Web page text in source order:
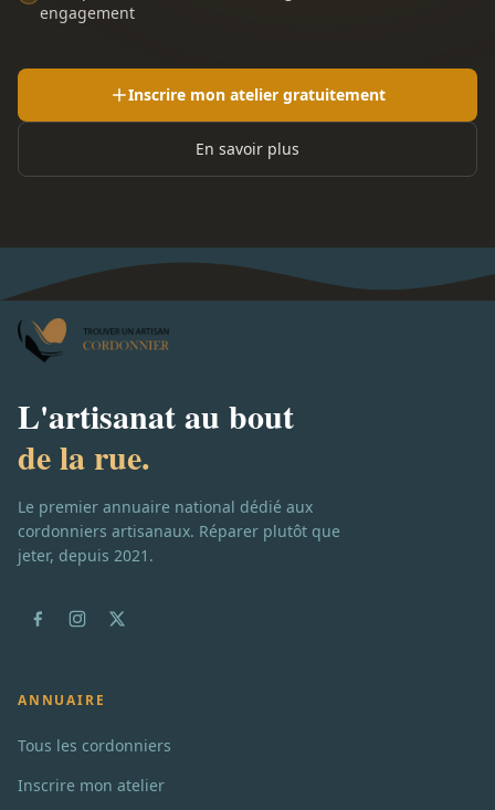
engagement
Inscrire mon atelier gratuitement
En savoir plus
L'artisanat au bout
de la rue.
Le premier annuaire national dédié aux
cordonniers artisanaux. Réparer plutôt que
jeter, depuis 2021.
ANNUAIRE
Tous les cordonniers
Inscrire mon atelier